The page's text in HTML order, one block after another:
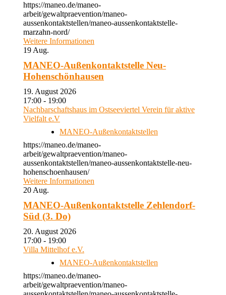
https://maneo.de/maneo-
arbeit/gewaltpraevention/maneo-
aussenkontaktstellen/maneo-aussenkontaktstelle-
marzahn-nord/
Weitere Informationen
19 Aug.
MANEO-Außenkontaktstelle Neu-
Hohenschönhausen
19. August 2026
17:00 - 19:00
Nachbarschaftshaus im Ostseeviertel Verein für aktive
Vielfalt e.V
MANEO-Außenkontaktstellen
https://maneo.de/maneo-
arbeit/gewaltpraevention/maneo-
aussenkontaktstellen/maneo-aussenkontaktstelle-neu-
hohenschoenhausen/
Weitere Informationen
20 Aug.
MANEO-Außenkontaktstelle Zehlendorf-
Süd (3. Do)
20. August 2026
17:00 - 19:00
Villa Mittelhof e.V.
MANEO-Außenkontaktstellen
https://maneo.de/maneo-
arbeit/gewaltpraevention/maneo-